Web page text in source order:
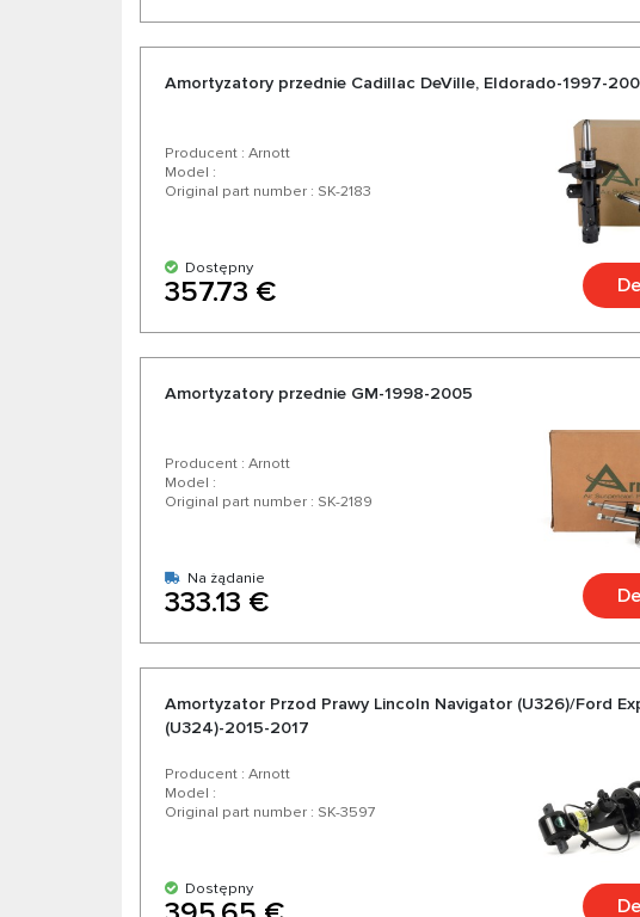
Amortyzatory przednie Cadillac DeVille, Eldorado-1997-
Producent : Arnott
Model :
Original part number : SK-2183
Dostępny
357.73 €
Amortyzatory przednie GM-1998-2005
Producent : Arnott
Model :
Original part number : SK-2189
Na żądanie
333.13 €
Amortyzator Przod Prawy Lincoln Navigator (U326)/Ford
(U324)-2015-2017
Producent : Arnott
Model :
Original part number : SK-3597
Dostępny